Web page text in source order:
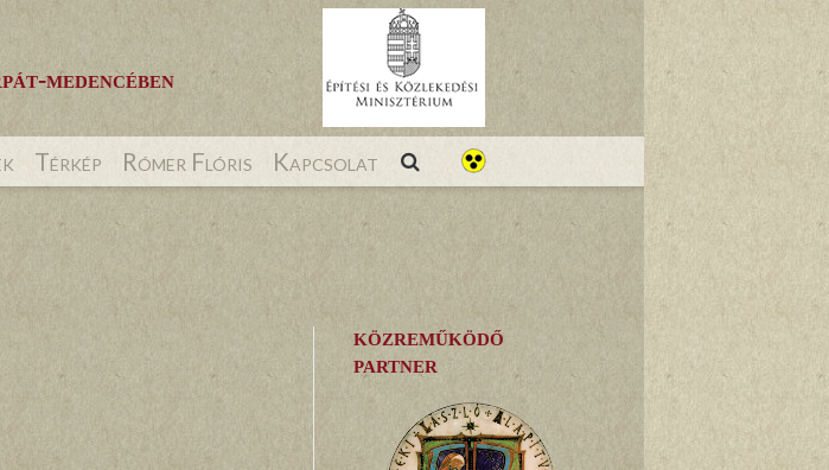
medencében
Térkép Rómer Flóris Kapcsolat
KÖZREMŰKÖDŐ
PARTNER